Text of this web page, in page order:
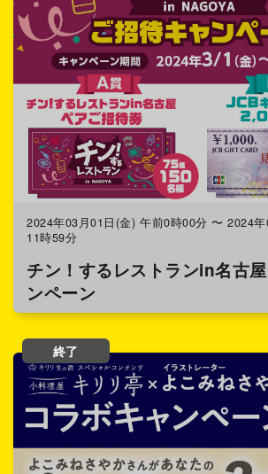
2024年03月01日(金) 午前0時00分 〜 2024
11時59分
チン！するレストランin名古
ンペーン
終了